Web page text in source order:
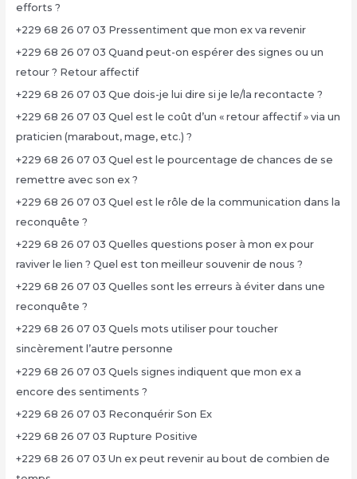
efforts ?
+229 68 26 07 03 Pressentiment que mon ex va revenir
+229 68 26 07 03 Quand peut-on espérer des signes ou un
retour ? Retour affectif
+229 68 26 07 03 Que dois-je lui dire si je le/la recontacte ?
+229 68 26 07 03 Quel est le coût d’un « retour affectif » via un
praticien (marabout, mage, etc.) ?
+229 68 26 07 03 Quel est le pourcentage de chances de se
remettre avec son ex ?
+229 68 26 07 03 Quel est le rôle de la communication dans la
reconquête ?
+229 68 26 07 03 Quelles questions poser à mon ex pour
raviver le lien ? Quel est ton meilleur souvenir de nous ?
+229 68 26 07 03 Quelles sont les erreurs à éviter dans une
reconquête ?
+229 68 26 07 03 Quels mots utiliser pour toucher
sincèrement l’autre personne
+229 68 26 07 03 Quels signes indiquent que mon ex a
encore des sentiments ?
+229 68 26 07 03 Reconquérir Son Ex
+229 68 26 07 03 Rupture Positive
+229 68 26 07 03 Un ex peut revenir au bout de combien de